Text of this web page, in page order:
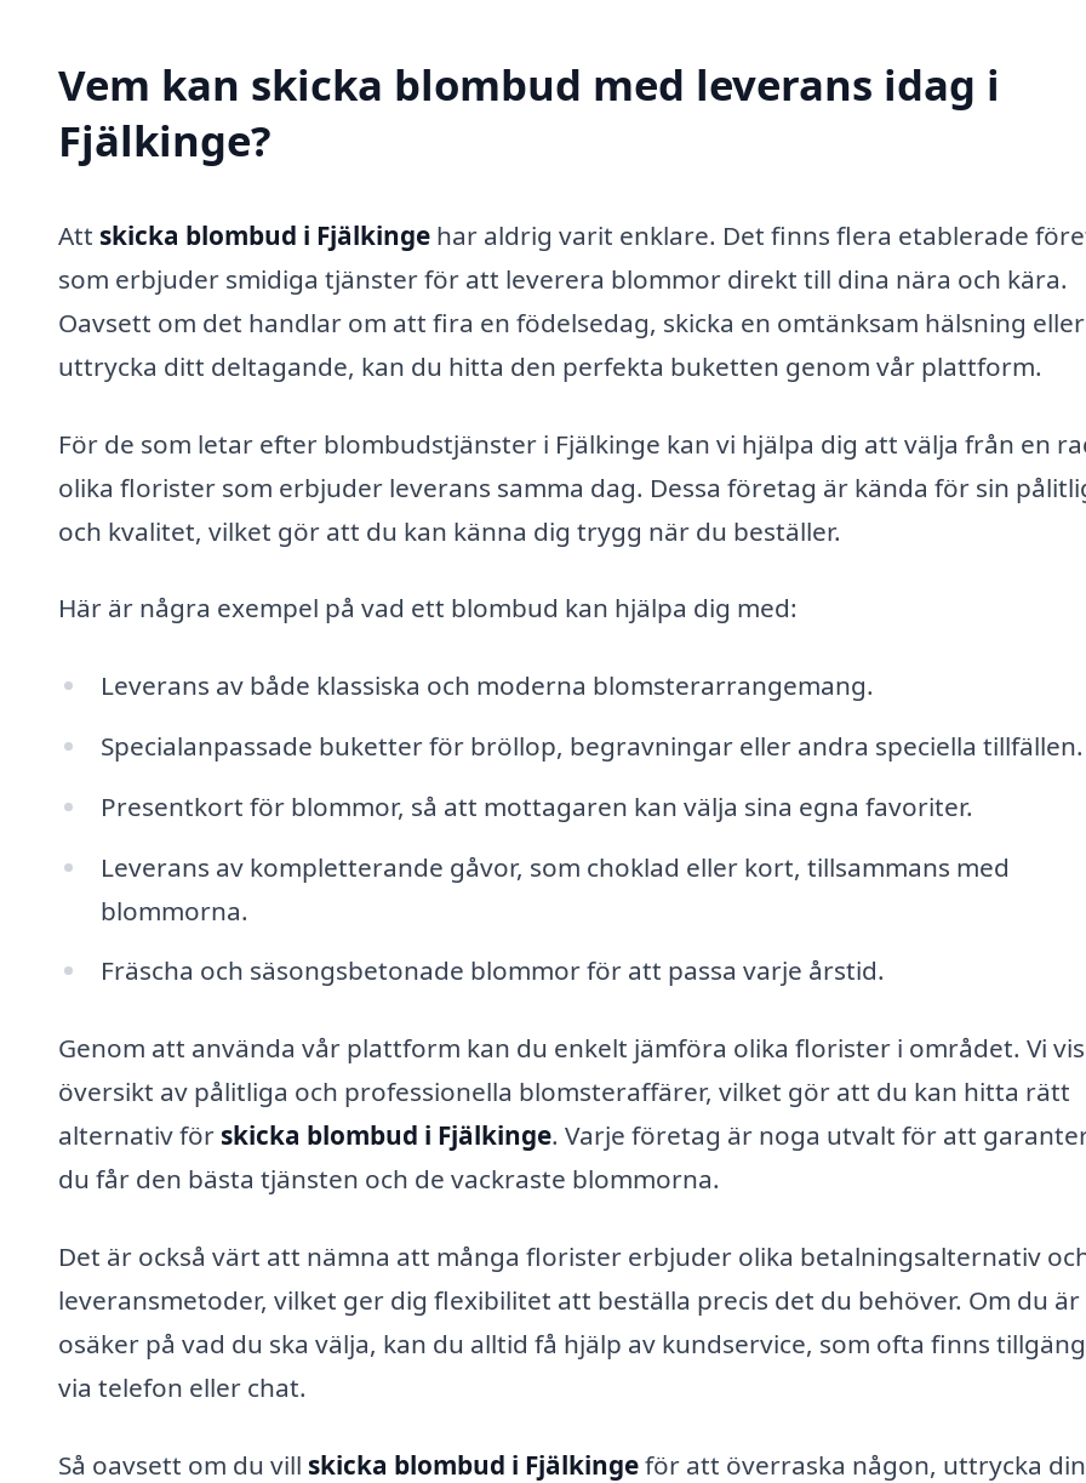
Vem kan skicka blombud med leverans idag i
Fjälkinge?
Att skicka blombud i Fjälkinge har aldrig varit enklare. Det finns flera etablerade
som erbjuder smidiga tjänster för att leverera blommor direkt till dina nära och kära.
Oavsett om det handlar om att fira en födelsedag, skicka en omtänksam hälsning eller
uttrycka ditt deltagande, kan du hitta den perfekta buketten genom vår plattform.
För de som letar efter blombudstjänster i Fjälkinge kan vi hjälpa dig att välja från en
olika florister som erbjuder leverans samma dag. Dessa företag är kända för sin
och kvalitet, vilket gör att du kan känna dig trygg när du beställer.
Här är några exempel på vad ett blombud kan hjälpa dig med:
Leverans av både klassiska och moderna blomsterarrangemang.
Specialanpassade buketter för bröllop, begravningar eller andra speciella tillfällen.
Presentkort för blommor, så att mottagaren kan välja sina egna favoriter.
Leverans av kompletterande gåvor, som choklad eller kort, tillsammans med
blommorna.
Fräscha och säsongsbetonade blommor för att passa varje årstid.
Genom att använda vår plattform kan du enkelt jämföra olika florister i området. Vi
översikt av pålitliga och professionella blomsteraffärer, vilket gör att du kan hitta rätt
alternativ för skicka blombud i Fjälkinge. Varje företag är noga utvalt för att
du får den bästa tjänsten och de vackraste blommorna.
Det är också värt att nämna att många florister erbjuder olika betalningsalternativ
leveransmetoder, vilket ger dig flexibilitet att beställa precis det du behöver. Om du är
osäker på vad du ska välja, kan du alltid få hjälp av kundservice, som ofta finns
via telefon eller chat.
Så oavsett om du vill skicka blombud i Fjälkingeför att överraska någon, uttrycka din